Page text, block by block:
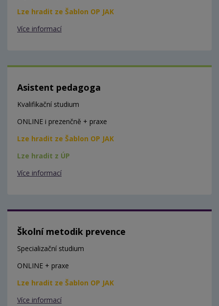
Lze hradit ze Šablon OP JAK
Více informací
Asistent pedagoga
Kvalifikační studium
ONLINE i prezenčně + praxe
Lze hradit ze Šablon OP JAK
Lze hradit z ÚP
Více informací
Školní metodik prevence
Specializační studium
ONLINE + praxe
Lze hradit ze Šablon OP JAK
Více informací